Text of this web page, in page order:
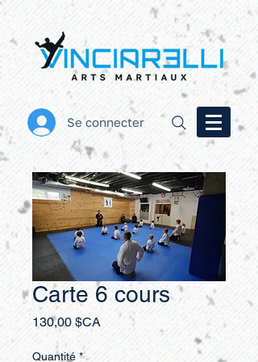
Se connecter
Carte 6 cours
130,00 $CA Prix
Quantité *